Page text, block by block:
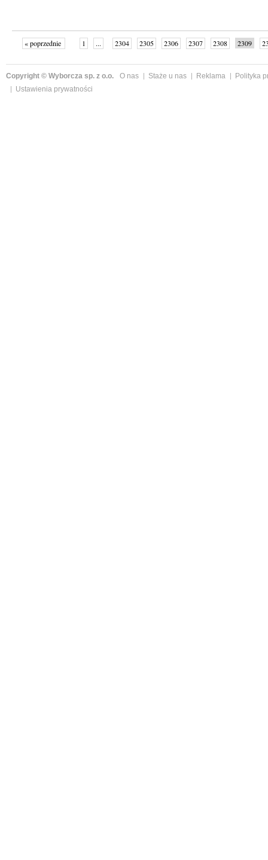
« poprzednie 1 ... 2304 2305 2306 2307 2308 2309
Copyright © Wyborcza sp. z o.o. O nas Staże u nas Reklama
Polityka
Ustawienia prywatności